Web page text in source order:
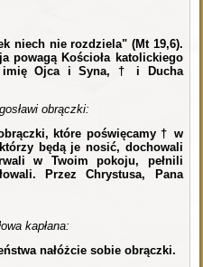
niech nie rozdziela" (Mt 19,6).
powagą Kościoła katolickiego
imię Ojca i Syna, † i Ducha
obrączki:
które poświęcamy † w
będą je nosić, dochowali
w Twoim pokoju, pełnili
Przez Chrystusa, Pana
kapłana:
nałóżcie sobie obrączki.